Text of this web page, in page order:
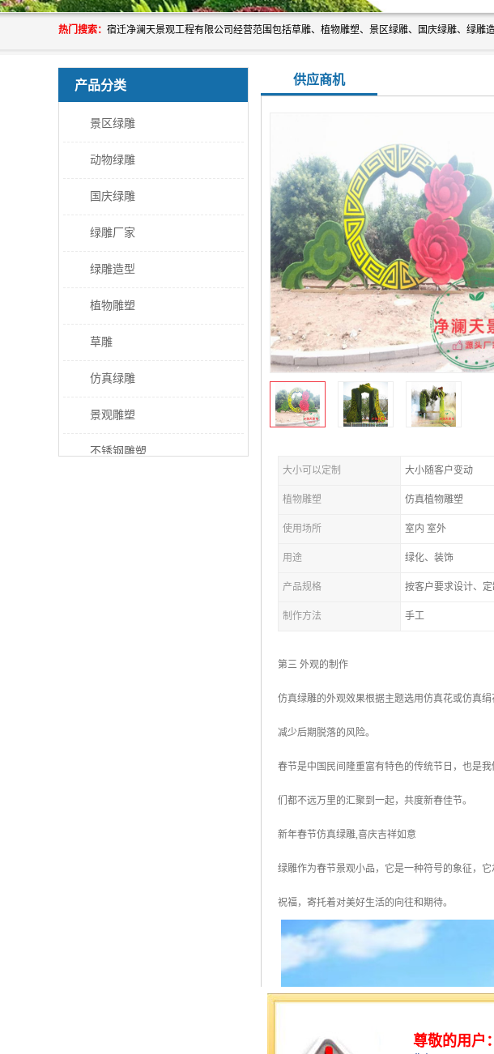
热门搜索：
产品分类
景区绿雕
动物绿雕
国庆绿雕
绿雕厂家
绿雕造型
植物雕塑
草雕
仿真绿雕
景观雕塑
不锈钢雕塑
供应商机
大小可以定制 大小随客户变动
植物雕塑 仿真植物雕塑
使用场所 室内 室外
用途 绿化、装饰
产品规格 按客户要求设计、定
制作方法 手工
第三 外观的制作
仿真绿雕的外观效果根据主题选用仿真花或仿真
减少后期脱落的风险。
春节是中国民间隆重富有特色的传统节日，也是
们都不远万里的汇聚到一起，共度新春佳节。
新年春节仿真绿雕,喜庆吉祥如意
绿雕作为春节景观小品，它是一种符号的象征，
祝福，寄托着对美好生活的向往和期待。